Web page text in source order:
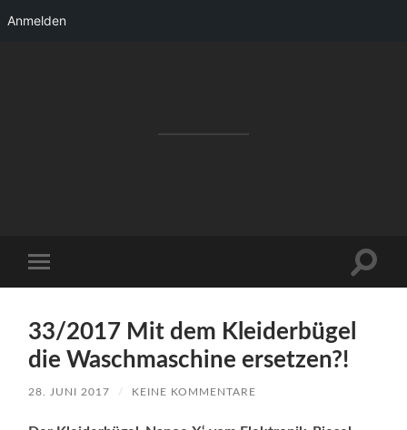
Anmelden
Menü
33/2017 Mit dem Kleiderbügel
die Waschmaschine ersetzen?!
28. JUNI 2017 / KEINE KOMMENTARE